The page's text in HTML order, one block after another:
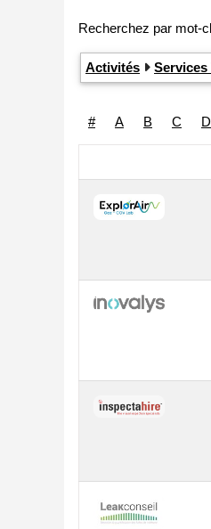
Activités Services
# A B C D